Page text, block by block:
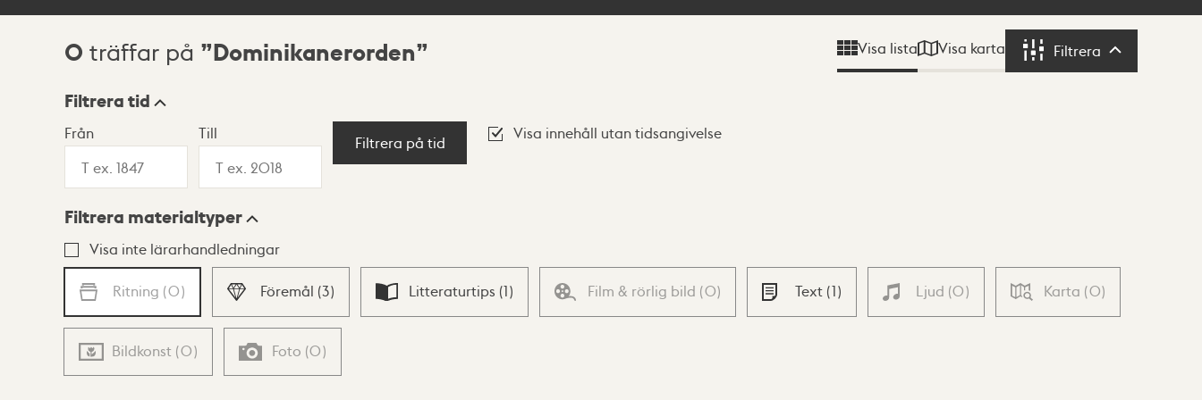
Sökresultat
0 träffar på Dominikanerorden Visa lista Visa karta Filtrera Filtrera
Visningsläge
Lista Karta
Filtrera tid
Från Till
Filtrera på tid
Visa innehåll utan tidsangivelse
Filtrera materialtyper
Visa inte lärarhandledningar
Ritning (0) Föremål (3) Litteraturtips (1) Film & rörlig bild (0) Text (1) Ljud (0) Karta (0)
Bildkonst (0) Foto (0)